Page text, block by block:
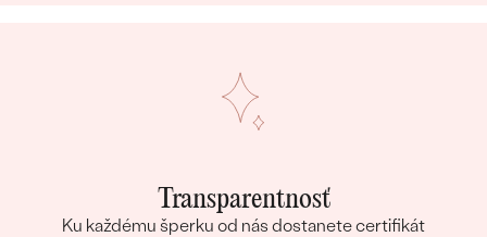
Transparentnosť
Ku každému šperku od nás dostanete certifikát